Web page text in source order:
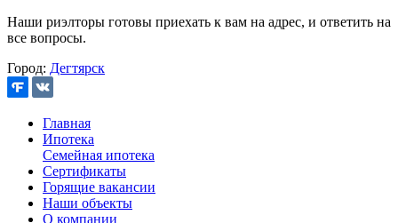
Наши риэлторы готовы приехать к вам на адрес, и ответить на
все вопросы.
Город: Дегтярск
Главная
Ипотека
Семейная ипотека
Сертификаты
Горящие вакансии
Наши объекты
О компании